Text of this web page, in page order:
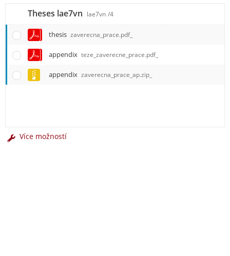
Theses lae7vn lae7vn /4
thesis zaverecna_prace.pdf_
appendix teze_zaverecne_prace.pdf_
appendix zaverecna_prace_ap.zip_
Více možností